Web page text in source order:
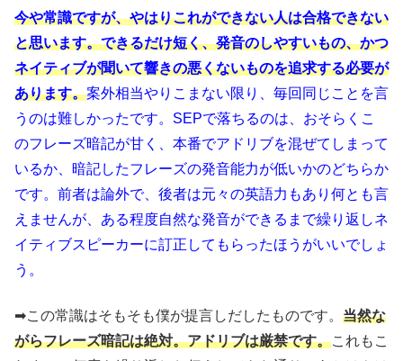
今や常識ですが、やはりこれができない人は合格できない
と思います。できるだけ短く、発音のしやすいもの、かつ
ネイティブが聞いて響きの悪くないものを追求する必要が
あります。案外相当やりこまない限り、毎回同じことを言
うのは難しかったです。SEPで落ちるのは、おそらくこ
のフレーズ暗記が甘く、本番でアドリブを混ぜてしまって
いるか、暗記したフレーズの発音能力が低いかのどちらか
です。前者は論外で、後者は元々の英語力もあり何とも言
えませんが、ある程度自然な発音ができるまで繰り返しネ
イティブスピーカーに訂正してもらったほうがいいでしょ
う。
➡この常識はそもそも僕が提言しだしたものです。 当然な
がらフレーズ暗記は絶対。アドリブは厳禁です。これもこ